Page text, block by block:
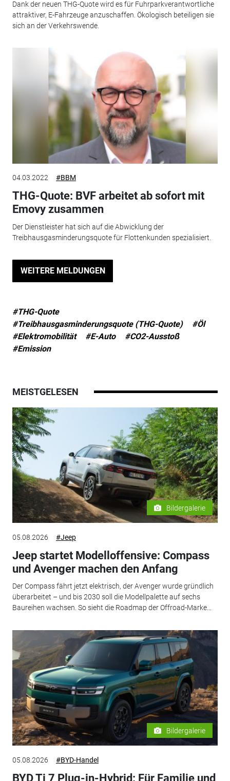
Dank der neuen THG-Quote wird es für Fuhrparkverantwortliche
attraktiver, E-Fahrzeuge anzuschaffen. Ökologisch beteiligen sie
sich an der Verkehrswende.
04.03.2022 #BBM
THG-Quote: BVF arbeitet ab sofort mit
Emovy zusammen
Der Dienstleister hat sich auf die Abwicklung der
Treibhausgasminderungsquote für Flottenkunden spezialisiert.
WEITERE MELDUNGEN
#THG-Quote
#Treibhausgasminderungsquote (THG-Quote)
#Öl
#Elektromobilität
#E-Auto
#CO2-Ausstoß
#Emission
MEISTGELESEN
Bildergalerie
05.08.2026 #Jeep
Jeep startet Modelloffensive: Compass
und Avenger machen den Anfang
Der Compass fährt jetzt elektrisch, der Avenger wurde gründlich
überarbeitet – und bis 2030 soll die Modellpalette auf sechs
Baureihen wachsen. So sieht die Roadmap der Offroad-Marke...
Bildergalerie
05.08.2026 #BYD-Handel
BYD Ti 7 Plug-in-Hybrid: Für Familie und